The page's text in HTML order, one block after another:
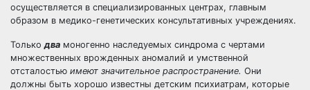
осуществляется в специализированных центрах, главным
образом в медико-генетических консультативных учреждениях.
Толькодва моногенно наследуемых синдрома с чертами
множественных врожденных аномалий и умственной
отсталостью имеют значительное распространение. Они
должны быть хорошо известны детским психиатрам, которые